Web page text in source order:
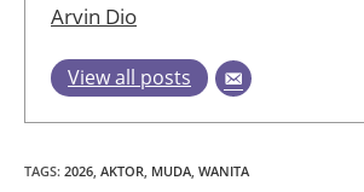
Arvin Dio
View all posts
TAGS: 2026, AKTOR, MUDA, WANITA